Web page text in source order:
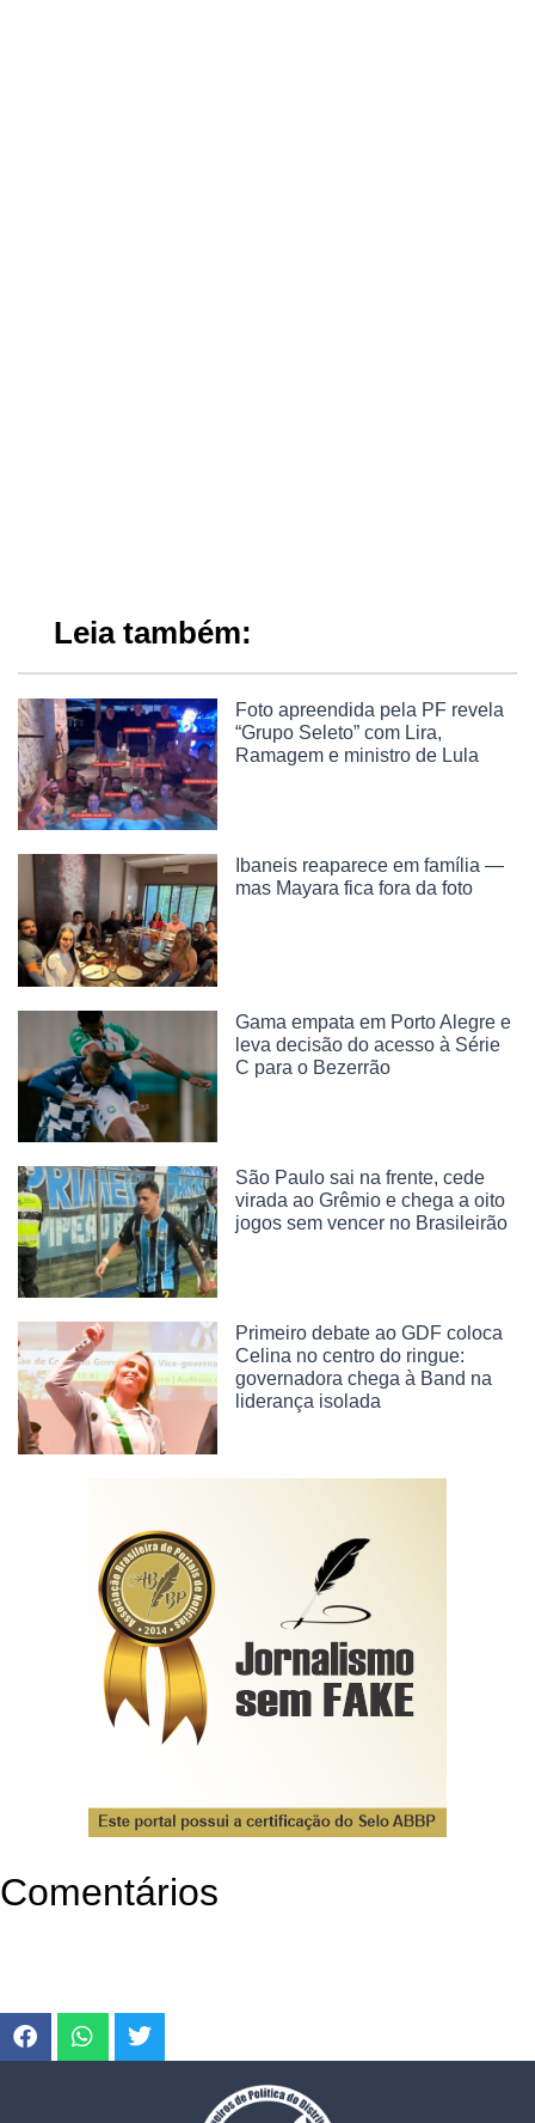
Leia também:
Foto apreendida pela PF revela
“Grupo Seleto” com Lira,
Ramagem e ministro de Lula
Ibaneis reaparece em família —
mas Mayara fica fora da foto
Gama empata em Porto Alegre e
leva decisão do acesso à Série
C para o Bezerrão
São Paulo sai na frente, cede
virada ao Grêmio e chega a oito
jogos sem vencer no Brasileirão
Primeiro debate ao GDF coloca
Celina no centro do ringue:
governadora chega à Band na
liderança isolada
Comentários